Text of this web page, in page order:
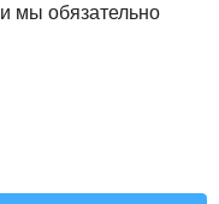
мы обязательно